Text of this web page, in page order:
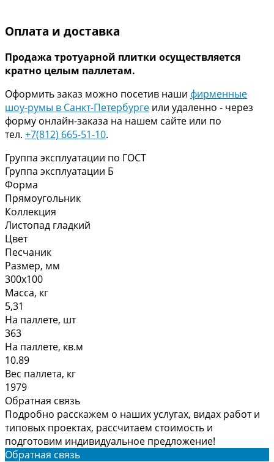
Оплата и доставка
Продажа тротуарной плитки осуществляется
кратно целым паллетам.
Оформить заказ можно посетив наши фирменные
шоу-румы в Санкт-Петербурге или удаленно - через
форму онлайн-заказа на нашем сайте или по
тел. +7(812) 665-51-10.
Группа эксплуатации по ГОСТ
Группа эксплуатации Б
Форма
Прямоугольник
Коллекция
Листопад гладкий
Цвет
Песчаник
Размер, мм
300х100
Масса, кг
5,31
На паллете, шт
363
На паллете, кв.м
10.89
Вес паллета, кг
1979
Обратная связь
Подробно расскажем о наших услугах, видах работ и
типовых проектах, рассчитаем стоимость и
подготовим индивидуальное предложение!
Обратная связь